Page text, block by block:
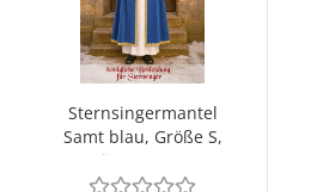
Sternsingermantel
Samt blau, Größe S,
Länge 95 cm